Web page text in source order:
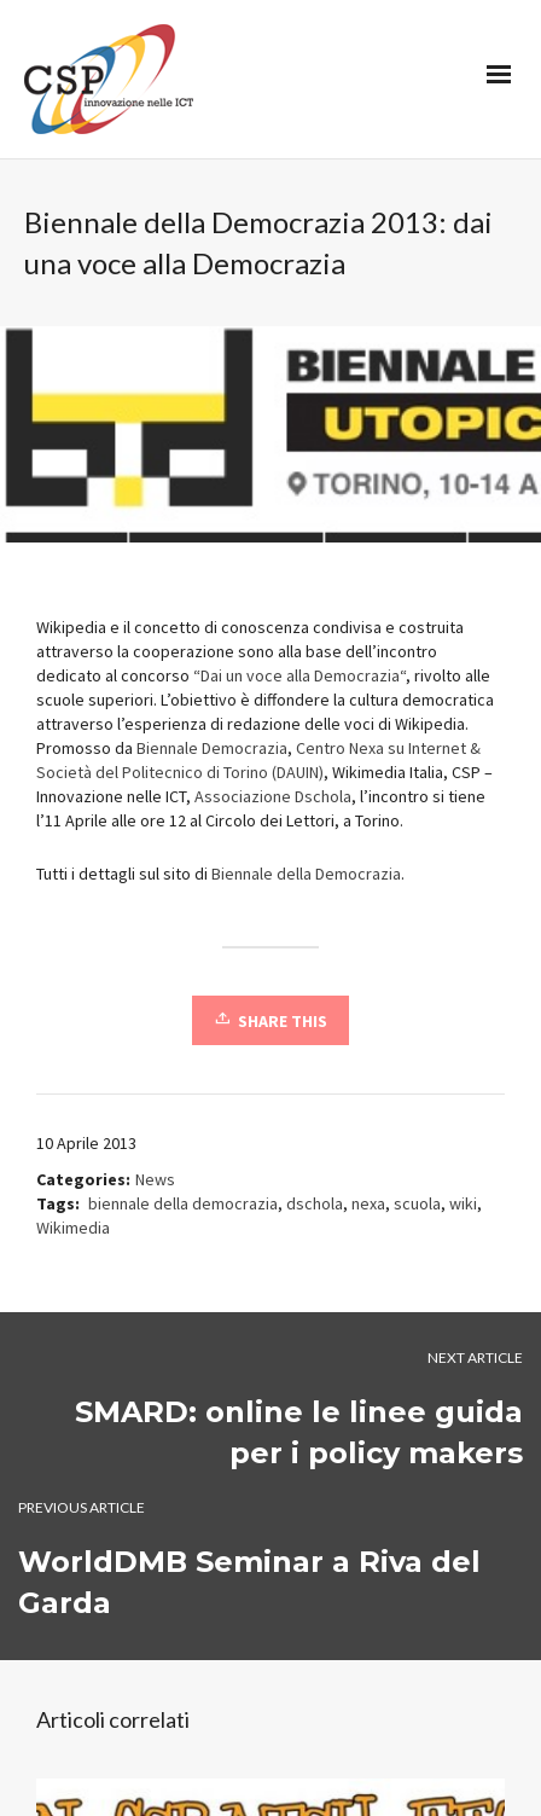
Biennale della Democrazia 2013: dai
una voce alla Democrazia
Wikipedia e il concetto di conoscenza condivisa e costruita
attraverso la cooperazione sono alla base dell’incontro
dedicato al concorso “Dai un voce alla Democrazia“, rivolto alle
scuole superiori. L’obiettivo è diffondere la cultura democratica
attraverso l’esperienza di redazione delle voci di Wikipedia.
Promosso da Biennale Democrazia, Centro Nexa su Internet &
Società del Politecnico di Torino (DAUIN), Wikimedia Italia, CSP –
Innovazione nelle ICT, Associazione Dschola, l’incontro si tiene
l’11 Aprile alle ore 12 al Circolo dei Lettori, a Torino.
Tutti i dettagli sul sito di Biennale della Democrazia.
SHARE THIS
10 Aprile 2013
Categories: News
Tags: biennale della democrazia, dschola, nexa, scuola, wiki,
Wikimedia
NEXT ARTICLE
SMARD: online le linee guida
per i policy makers
PREVIOUS ARTICLE
WorldDMB Seminar a Riva del
Garda
Articoli correlati